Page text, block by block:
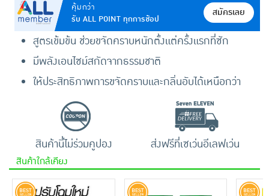
คุ้มกว่า
รับ ALL POINT ทุกการช้อป
สมัครเลย
สูตรเข้มข้น ช่วยขจัดคราบหนักตั้งแต่ครั้งแรกที่ซัก
มีพลังเอนไซม์สกัดจากธรรมชาติ
ให้ประสิทธิภาพการขจัดคราบและกลิ่นอับได้เหนือกว่า
สินค้านี้ไม่ร่วมคูปอง ส่งฟรีที่เซเว่นอีเลฟเว่น
สินค้าใกล้เคียง